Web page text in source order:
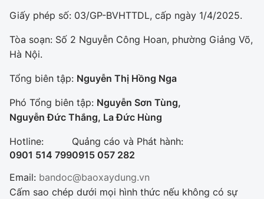
Giấy phép số: 03/GP-BVHTTDL, cấp ngày 1/4/2025.
Tòa soạn: Số 2 Nguyễn Công Hoan, phường Giảng Võ,
Hà Nội.
Tổng biên tập: Nguyễn Thị Hồng Nga
Phó Tổng biên tập: Nguyễn Sơn Tùng,
Nguyễn Đức Thắng, La Đức Hùng
Hotline:
0901 514 799
Quảng cáo và Phát hành:
0915 057 282
Email: bandoc@baoxaydung.vn
Cấm sao chép dưới mọi hình thức nếu không có sự